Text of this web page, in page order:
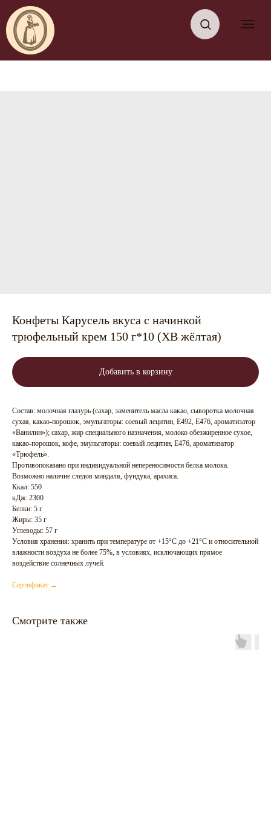
Конфеты Карусель вкуса с начинкой
трюфельный крем 150 г*10 (ХВ жёлтая)
Добавить в корзину
Состав: молочная глазурь (сахар, заменитель масла какао, сыворотка молочная
сухая, какао-порошок, эмульгаторы: соевый лецитин, Е492, Е476, ароматизатор
«Ванилин»); сахар, жир специального назначения, молоко обезжиренное сухое,
какао-порошок, кофе, эмульгаторы: соевый лецитин, Е476, ароматизатор
«Трюфель».
Противопоказано при индивидуальной непереносимости белка молока.
Возможно наличие следов миндаля, фундука, арахиса.
Ккал: 550
кДж: 2300
Белки: 5 г
Жиры: 35 г
Углеводы: 57 г
Условия хранения: хранить при температуре от +15°C до +21°C и относительной
влажности воздуха не более 75%, в условиях, исключающих прямое
воздействие солнечных лучей.
Сертификат →
Смотрите также